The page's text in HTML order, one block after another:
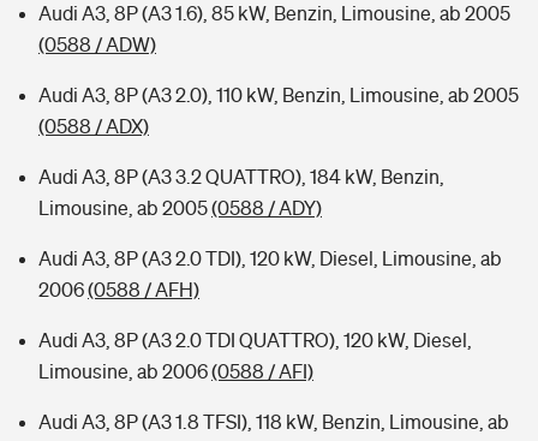
Audi A3, 8P (A3 1.6), 85 kW, Benzin, Limousine, ab 2005
(0588 / ADW)
Audi A3, 8P (A3 2.0), 110 kW, Benzin, Limousine, ab 2005
(0588 / ADX)
Audi A3, 8P (A3 3.2 QUATTRO), 184 kW, Benzin,
Limousine, ab 2005(0588 / ADY)
Audi A3, 8P (A3 2.0 TDI), 120 kW, Diesel, Limousine, ab
2006(0588 / AFH)
Audi A3, 8P (A3 2.0 TDI QUATTRO), 120 kW, Diesel,
Limousine, ab 2006(0588 / AFI)
Audi A3, 8P (A3 1.8 TFSI), 118 kW, Benzin, Limousine, ab